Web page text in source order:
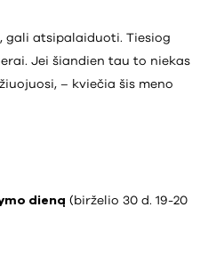
gali atsipalaiduoti. Tiesiog
Jei šiandien tau to niekas
– kviečia šis meno
dieną (birželio 30 d. 19-20